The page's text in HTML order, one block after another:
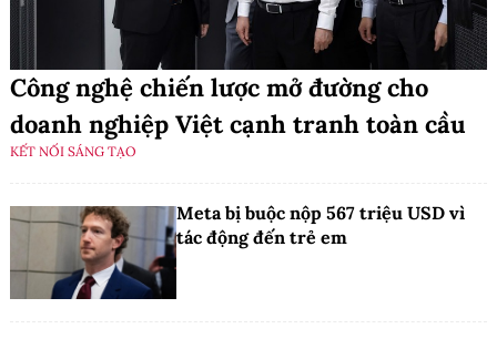
Công nghệ chiến lược mở đường cho
doanh nghiệp Việt cạnh tranh toàn cầu
KẾT NỐI SÁNG TẠO
Meta bị buộc nộp 567 triệu USD vì
tác động đến trẻ em